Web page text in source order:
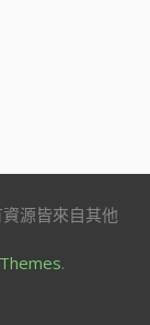
源皆來自其他
.